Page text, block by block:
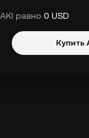
равно 0 USD
Купить